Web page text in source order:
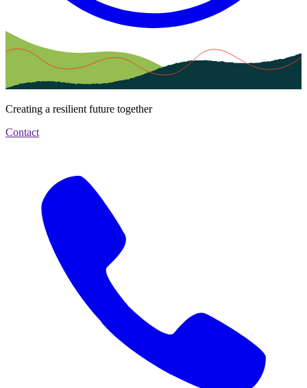
Creating a resilient future together
Contact